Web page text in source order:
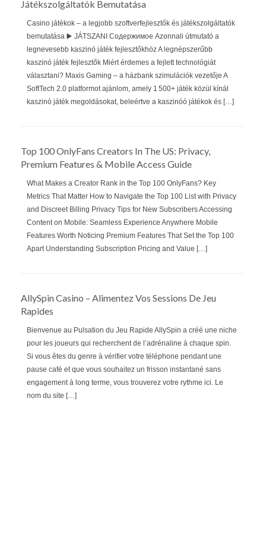
Játékszolgáltatók Bemutatása
Casino játékok – a legjobb szoftverfejlesztők és játékszolgáltatók
bemutatása ▶️ JÁTSZANI Содержимое Azonnali útmutató a
legnevesebb kaszinó játék fejlesztőkhöz A legnépszerűbb
kaszinó játék fejlesztők Miért érdemes a fejlett technológiát
választani? Maxis Gaming – a házbank szimulációk vezetője A
SoftTech 2.0 platformot ajánlom, amely 1 500+ játék közül kínál
kaszinó játék megoldásokat, beleértve a kaszinóó játékok és […]
Top 100 OnlyFans Creators In The US: Privacy,
Premium Features & Mobile Access Guide
What Makes a Creator Rank in the Top 100 OnlyFans? Key
Metrics That Matter How to Navigate the Top 100 List with Privacy
and Discreet Billing Privacy Tips for New Subscribers Accessing
Content on Mobile: Seamless Experience Anywhere Mobile
Features Worth Noticing Premium Features That Set the Top 100
Apart Understanding Subscription Pricing and Value […]
AllySpin Casino – Alimentez Vos Sessions De Jeu
Rapides
Bienvenue au Pulsation du Jeu Rapide AllySpin a créé une niche
pour les joueurs qui recherchent de l’adrénaline à chaque spin.
Si vous êtes du genre à vérifier votre téléphone pendant une
pause café et que vous souhaitez un frisson instantané sans
engagement à long terme, vous trouverez votre rythme ici. Le
nom du site […]